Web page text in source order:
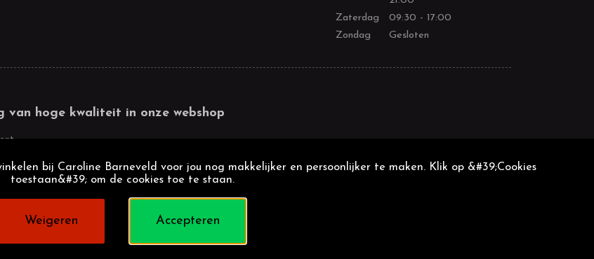
Zaterdag
09:30 - 17:00
Zondag
Gesloten
van hoge kwaliteit in onze webshop
bij Caroline Barneveld voor jou nog makkelijker en persoonlijker te maken. Klik op &#39;Cookies
toestaan&#39; om de cookies toe te staan.
Weigeren Accepteren